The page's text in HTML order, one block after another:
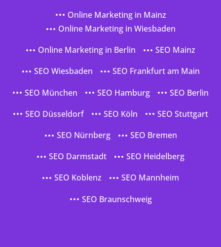
Online Marketing in Mainz
Online Marketing in Wiesbaden
Online Marketing in Berlin
SEO Mainz
SEO Wiesbaden
SEO Frankfurt am Main
SEO München
SEO Hamburg
SEO Berlin
SEO Düsseldorf
SEO Köln
SEO Stuttgart
SEO Nürnberg
SEO Bremen
SEO Darmstadt
SEO Heidelberg
SEO Koblenz
SEO Mannheim
SEO Braunschweig